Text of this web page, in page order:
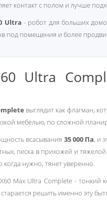
контакт с полом и лучше
Ultra - робот для больших
под помещения и более
Ultra
выглядит как флагман,
мебелью, по сложной
всасывания 35 000 Па, и
песка в прихожей и
нужно, тянет уверенно.
Max Ultra Complete -
решить именно эту